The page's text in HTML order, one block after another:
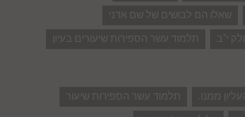
שאלו הם לבושים של שם אדני
י"ב
תלמוד עשר הספירות שיעורים בעיון
ממנו.
תלמוד עשר הספירות שיעור